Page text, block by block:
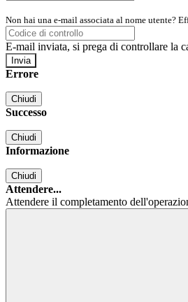
Non hai una e-mail associata al nome utente?
E-mail inviata, si prega di controllare la
Errore
Chiudi
Successo
Chiudi
Informazione
Chiudi
Attendere...
Attendere il completamento